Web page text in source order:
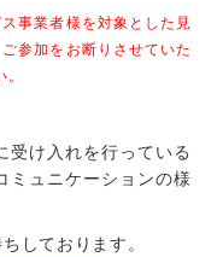
事業者様を対象とした見
参加をお断りさせていた
受け入れを行っている
ミュニケーションの様
しております。